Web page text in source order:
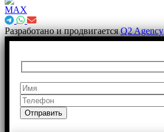
Разработано и продвигаетсяQ2 Agency